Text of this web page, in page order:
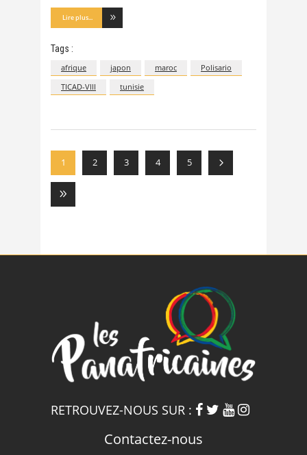
Lire plus...
Tags :
afrique japon maroc
Polisario
TICAD-VIII
tunisie
1 2 3 4 5
RETROUVEZ-NOUS SUR :
Contactez-nous